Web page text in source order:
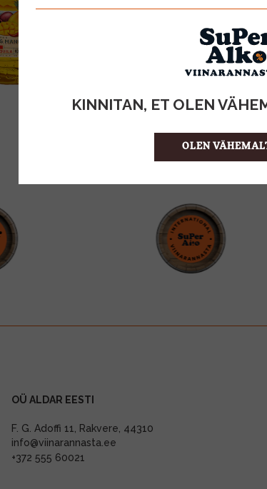
KINNITAN, ET OLEN
OLEN
ÜHIKU HIND
KOGUS KASTIS
OÜ ALDAR EESTI
F. G. Adoffi 11, Rakvere, 44310
info@viinarannasta.ee
+372 555 60021